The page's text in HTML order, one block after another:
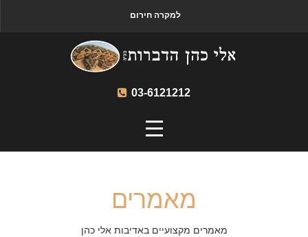
03-6121212
למקרה חירום
מאמרים
מאמרים מקצועיים באדיבות אלי כהן